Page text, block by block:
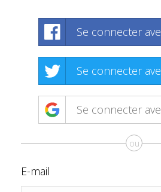
Se connecter
Se connecter
Se connecter
ou
E-mail